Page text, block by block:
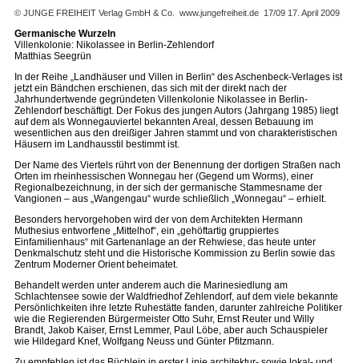
© JUNGE FREIHEIT Verlag GmbH & Co. www.jungefreiheit.de 17/09 17. April 2009
Germanische Wurzeln
Villenkolonie: Nikolassee in Berlin-Zehlendorf
Matthias Seegrün
In der Reihe „Landhäuser und Villen in Berlin“ des Aschenbeck-Verlages ist
jetzt ein Bändchen erschienen, das sich mit der direkt nach der
Jahrhundertwende gegründeten Villenkolonie Nikolassee in Berlin-
Zehlendorf beschäftigt. Der Fokus des jungen Autors (Jahrgang 1985) liegt
auf dem als Wonnegauviertel bekannten Areal, dessen Bebauung im
wesentlichen aus den dreißiger Jahren stammt und von charakteristischen
Häusern im Landhausstil bestimmt ist.
Der Name des Viertels rührt von der Benennung der dortigen Straßen nach
Orten im rheinhessischen Wonnegau her (Gegend um Worms), einer
Regionalbezeichnung, in der sich der germanische Stammesname der
Vangionen – aus „Wangengau“ wurde schließlich „Wonnegau“ – erhielt.
Besonders hervorgehoben wird der von dem Architekten Hermann
Muthesius entworfene „Mittelhof“, ein „gehöftartig gruppiertes
Einfamilienhaus“ mit Gartenanlage an der Rehwiese, das heute unter
Denkmalschutz steht und die Historische Kommission zu Berlin sowie das
Zentrum Moderner Orient beheimatet.
Behandelt werden unter anderem auch die Marinesiedlung am
Schlachtensee sowie der Waldfriedhof Zehlendorf, auf dem viele bekannte
Persönlichkeiten ihre letzte Ruhestätte fanden, darunter zahlreiche Politiker
wie die Regierenden Bürgermeister Otto Suhr, Ernst Reuter und Willy
Brandt, Jakob Kaiser, Ernst Lemmer, Paul Löbe, aber auch Schauspieler
wie Hildegard Knef, Wolfgang Neuss und Günter Pfitzmann.